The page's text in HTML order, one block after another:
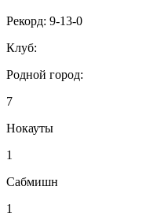
Рекорд: 9-13-0
Клуб:
Родной город:
7
Нокауты
1
Сабмишн
1